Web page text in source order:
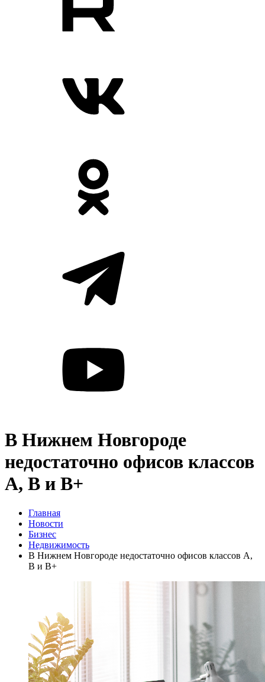
В Нижнем Новгороде
недостаточно офисов классов
A, B и B+
Главная
Новости
Бизнес
Недвижимость
В Нижнем Новгороде недостаточно офисов классов A,
B и B+